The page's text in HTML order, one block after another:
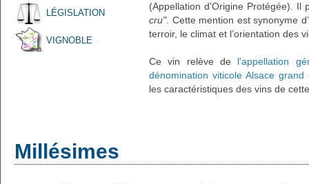
LÉGISLATION
VIGNOBLE
(Appellation d'Origine Protégée). Il
cru". Cette mention est synonyme
terroir, le climat et l’orientation des
Ce vin relève de l'appellation
dénomination viticole Alsace grand
les caractéristiques des vins de
Millésimes